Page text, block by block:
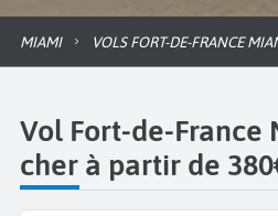
MIAMI VOLS FORT-DE-FRANCE
Vol Fort-de-France
cher à partir de